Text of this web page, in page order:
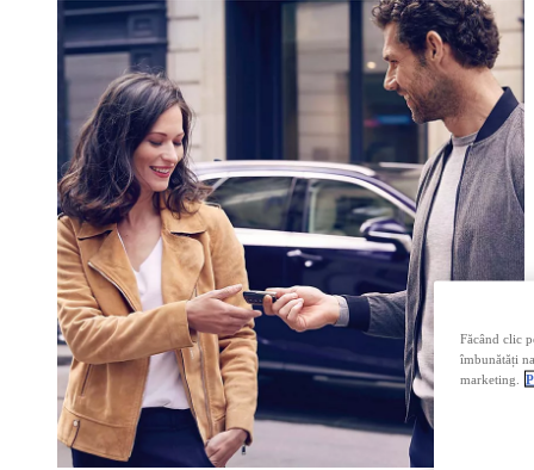
Făcând clic
îmbunătăți
marketing.